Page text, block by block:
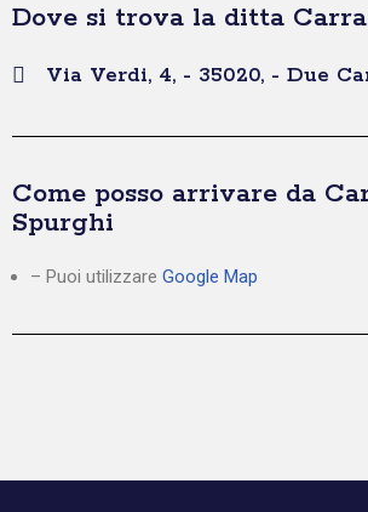
Dove si trova la ditta
Via Verdi, 4, - 35020, - Due
Come posso arrivare da
Spurghi
– Puoi utilizzare Google Map